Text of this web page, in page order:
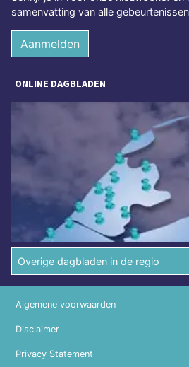
samenvatting van alle
Aanmelden
ONLINE DAGBLADEN
Overige dagbladen in de regio
Algemene voorwaarden
Disclaimer
Privacy Statement